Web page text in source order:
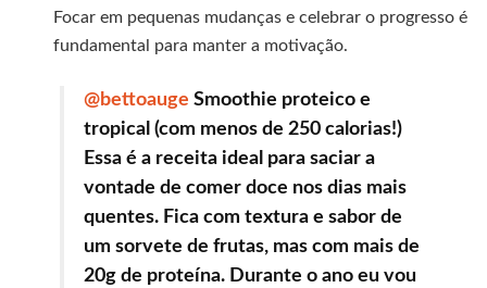
Focar em pequenas mudanças e celebrar o progresso é
fundamental para manter a motivação.
@bettoauge Smoothie proteico e
tropical (com menos de 250 calorias!)
Essa é a receita ideal para saciar a
vontade de comer doce nos dias mais
quentes. Fica com textura e sabor de
um sorvete de frutas, mas com mais de
20g de proteína. Durante o ano eu vou